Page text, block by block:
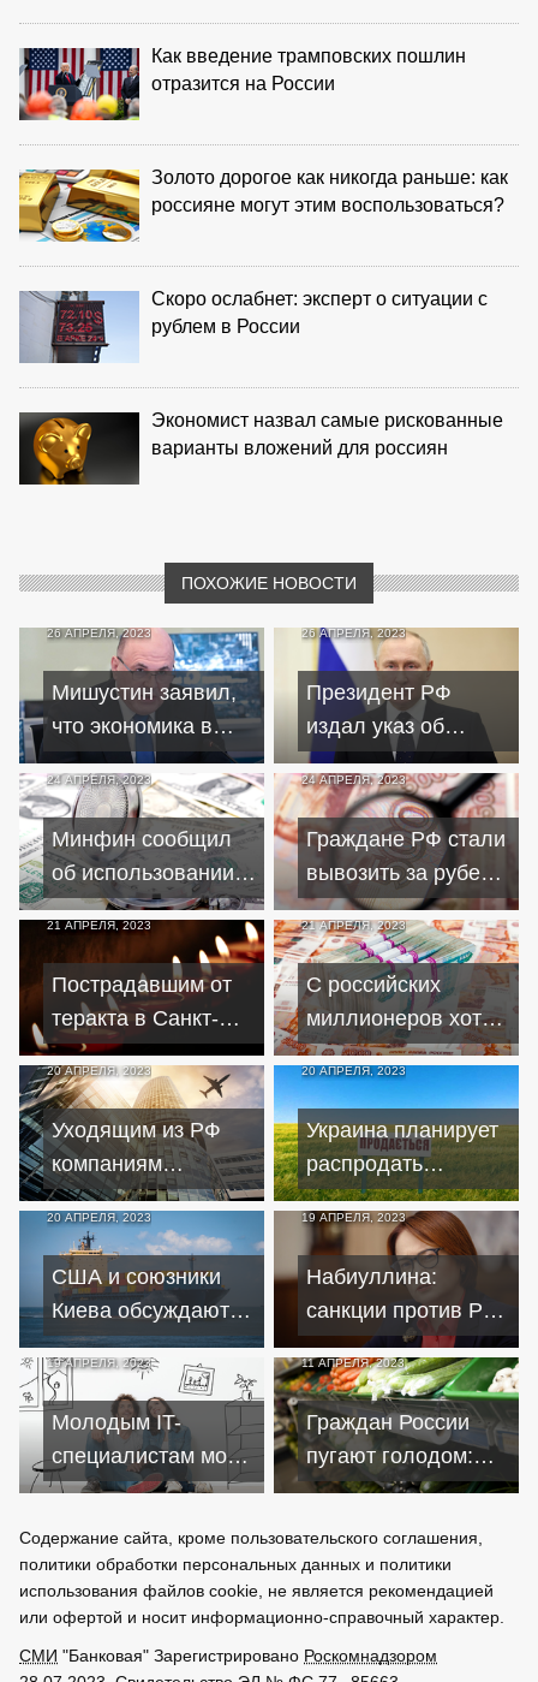
Как введение трамповских пошлин
отразится на России
Золото дорогое как никогда раньше: как
россияне могут этим воспользоваться?
Скоро ослабнет: эксперт о ситуации с
рублем в России
Экономист назвал самые рискованные
варианты вложений для россиян
ПОХОЖИЕ НОВОСТИ
26 АПРЕЛЯ, 2023
Мишустин заявил,
что экономика в
стране уверенно
восстанавливается
26 АПРЕЛЯ, 2023
Президент РФ
издал указ об
ответном изъятии
зарубежных
активов
24 АПРЕЛЯ, 2023
Минфин сообщил
об использовании
странами опыта РФ
по переходу на
нацвалюту
24 АПРЕЛЯ, 2023
Граждане РФ стали
вывозить за рубеж
почти в 4 раза
меньше денежных
средств
21 АПРЕЛЯ, 2023
Пострадавшим от
теракта в Санкт-
Петербурге не
выплачивают
компенсацию
21 АПРЕЛЯ, 2023
С российских
миллионеров хотят
брать налог для
помощи
мобилизованным
20 АПРЕЛЯ, 2023
Уходящим из РФ
компаниям
придётся заплатить
за свое решение
20 АПРЕЛЯ, 2023
Украина планирует
распродать
государственную
собственность
20 АПРЕЛЯ, 2023
США и союзники
Киева обсуждают
идею о полном
запрете экспорта в
РФ
19 АПРЕЛЯ, 2023
Набиуллина:
санкции против РФ
в прошлом году
превзошли худшие
прогнозы
19 АПРЕЛЯ, 2023
Молодым IT-
специалистам могут
смягчить условия
11 АПРЕЛЯ, 2023
Граждан России
пугают голодом:
что подорожает
рубля
Содержание сайта, кроме пользовательского соглашения,
политики обработки персональных данных и политики
использования файлов cookie, не является рекомендацией
или офертой и носит информационно-справочный характер.
СМИ "Банковая" Зарегистрировано Роскомнадзором